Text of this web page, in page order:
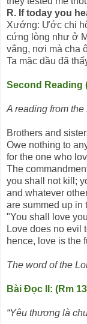
R. If today you
Xướng: Ước chi
cứng lòng như ở
vắng, nơi mà cha
Ta mặc dầu đã
Second Reading
A reading from
Brothers and
Owe nothing to
for the one who
The
you shall not kill;
and whatever
are summed up in
"You shall love
Love does no evil
hence, love is the
The word of the
Bài Ðọc II: (Rm
“Yêu thương là